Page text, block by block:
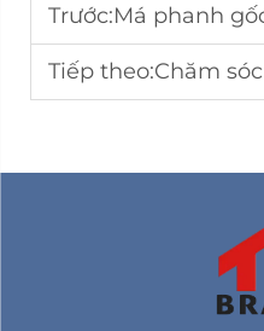
Trước:Má phanh gốc vs. Má phanh
Tiếp theo:Chăm sóc xe: